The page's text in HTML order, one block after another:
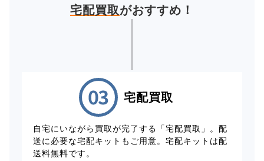
宅配買取がおすすめ！
宅配買取
自宅にいながら買取が完了する「宅配買取」。配
送に必要な宅配キットもご用意。宅配キットは配
送料無料です。